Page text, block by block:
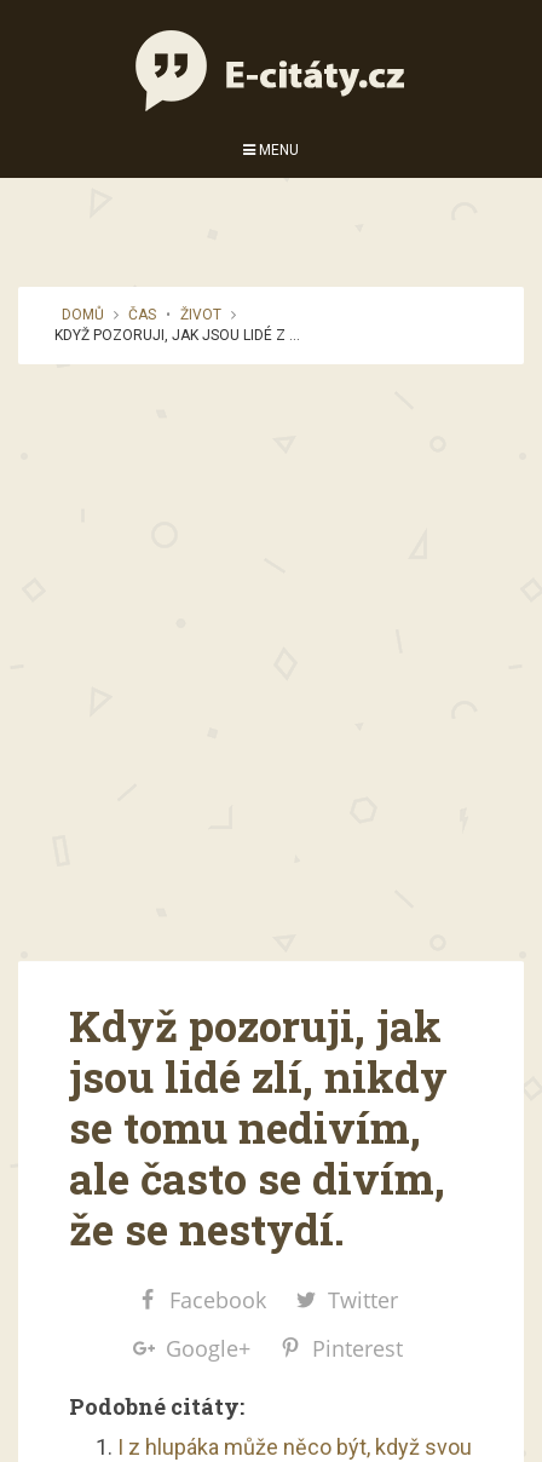
MENU
DOMŮ ČAS •
ŽIVOT
KDYŽ POZORUJI, JAK JSOU LIDÉ Z ...
Když pozoruji, jak
jsou lidé zlí, nikdy
se tomu nedivím,
ale často se divím,
že se nestydí.
Facebook
Twitter
Google+
Pinterest
Podobné citáty:
I z hlupáka může něco být, když svou